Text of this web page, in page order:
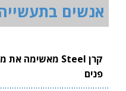
אנשים
פנים